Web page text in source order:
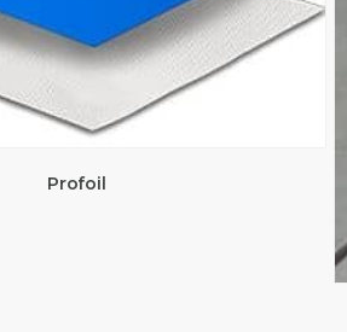
Profoil